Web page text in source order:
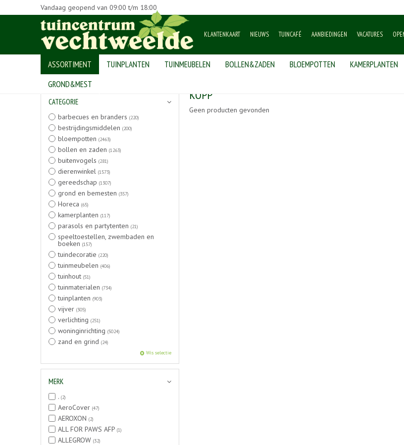
Home > Producten
Vandaag geopend van 09:00 t/m 18:00
KLANTENKAART NIEUWS TUINCAFÉ AANBIEDINGEN VACATURES
ASSORTIMENT TUINPLANTEN TUINMEUBELEN BOLLEN&ZADEN BLOEMPOTTEN KAMERPLANTEN
GROND&MEST
KOPP
Geen producten gevonden
CATEGORIE
barbecues en branders (220)
bestrijdingsmiddelen (200)
bloempotten (2463)
bollen en zaden (1263)
buitenvogels (281)
dierenwinkel (1573)
gereedschap (1307)
grond en bemesten (357)
Horeca (65)
kamerplanten (117)
parasols en partytenten (21)
speeltoestellen, zwembaden en
boeken (157)
tuindecoratie (220)
tuinmeubelen (406)
tuinhout (51)
tuinmaterialen (734)
tuinplanten (903)
vijver (305)
verlichting (251)
woninginrichting (5024)
zand en grind (24)
Wis selectie
MERK
. (2)
AeroCover (47)
AEROXON (2)
ALL FOR PAWS AFP (1)
ALLEGROW (32)